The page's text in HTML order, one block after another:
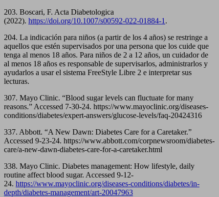
203. Boscari, F. Acta Diabetologica
(2022). https://doi.org/10.1007/s00592-022-01884-1 .
204. La indicación para niños (a partir de los 4 años) se restringe a
aquellos que estén supervisados por una persona que los cuide que
tenga al menos 18 años. Para niños de 2 a 12 años, un cuidador de
al menos 18 años es responsable de supervisarlos, administrarlos y
ayudarlos a usar el sistema FreeStyle Libre 2 e interpretar sus
lecturas.
307. Mayo Clinic. “Blood sugar levels can fluctuate for many
reasons.” Accessed 7-30-24. https://www.mayoclinic.org/diseases-
conditions/diabetes/expert-answers/glucose-levels/faq-20424316
337. Abbott. “A New Dawn: Diabetes Care for a Caretaker.”
Accessed 9-23-24. https://www.abbott.com/corpnewsroom/diabetes-
care/a-new-dawn-diabetes-care-for-a-caretaker.html
338. Mayo Clinic. Diabetes management: How lifestyle, daily
routine affect blood sugar. Accessed 9-12-
24. https://www.mayoclinic.org/diseases-conditions/diabetes/in-
depth/diabetes-management/art-20047963